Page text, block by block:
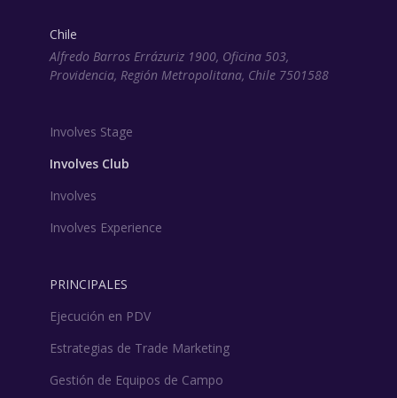
Chile
Alfredo Barros Errázuriz 1900, Oficina 503,
Providencia, Región Metropolitana, Chile 7501588
Involves Stage
Involves Club
Involves
Involves Experience
PRINCIPALES
Ejecución en PDV
Estrategias de Trade Marketing
Gestión de Equipos de Campo